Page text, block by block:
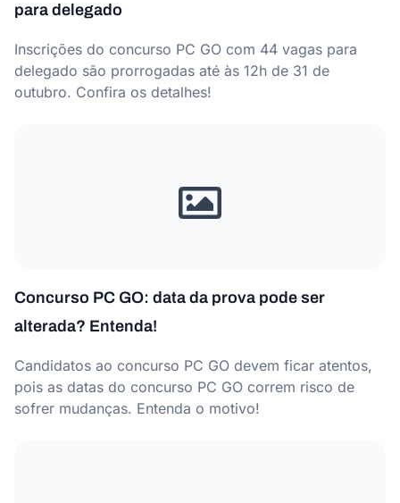
para delegado
Inscrições do concurso PC GO com 44 vagas para
delegado são prorrogadas até às 12h de 31 de
outubro. Confira os detalhes!
Concurso PC GO: data da prova pode ser
alterada? Entenda!
Candidatos ao concurso PC GO devem ficar atentos,
pois as datas do concurso PC GO correm risco de
sofrer mudanças. Entenda o motivo!